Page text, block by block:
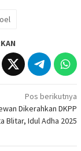
Pos berikutnya
Dikerahkan DKPP
Blitar, Idul Adha 2025